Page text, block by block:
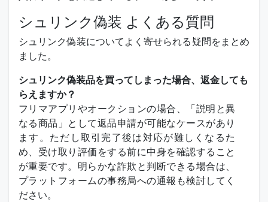
シュリンク偽装 よくある質問
シュリンク偽装についてよく寄せられる疑問をまとめ
ました。
シュリンク偽装品を買ってしまった場合、返金しても
らえますか？
フリマアプリやオークションの場合、「説明と異
なる商品」として返品申請が可能なケースがあり
ます。ただし取引完了後は対応が難しくなるた
め、受け取り評価をする前に中身を確認すること
が重要です。明らかな詐欺と判断できる場合は、
プラットフォームの事務局への通報も検討してく
ださい。